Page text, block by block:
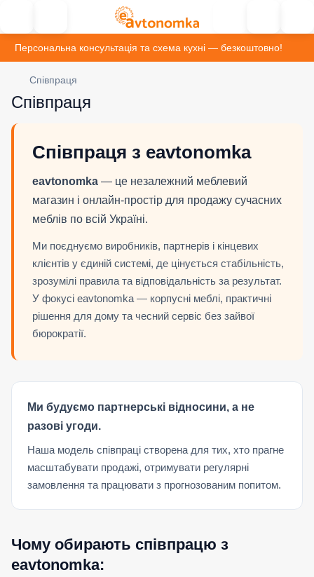
Персональна консультація та схема кухні — безкоштовно!
Співпраця
Співпраця
Співпраця з eavtonomka
eavtonomka — це незалежний меблевий
магазин і онлайн-простір для продажу сучасних
меблів по всій Україні.
Ми поєднуємо виробників, партнерів і кінцевих
клієнтів у єдиній системі, де цінується стабільність,
зрозумілі правила та відповідальність за результат.
У фокусі eavtonomka — корпусні меблі, практичні
рішення для дому та чесний сервіс без зайвої
бюрократії.
Ми будуємо партнерські відносини, а не
разові угоди.
Наша модель співпраці створена для тих, хто прагне
масштабувати продажі, отримувати регулярні
замовлення та працювати з прогнозованим попитом.
Чому обирають співпрацю з
eavtonomka: